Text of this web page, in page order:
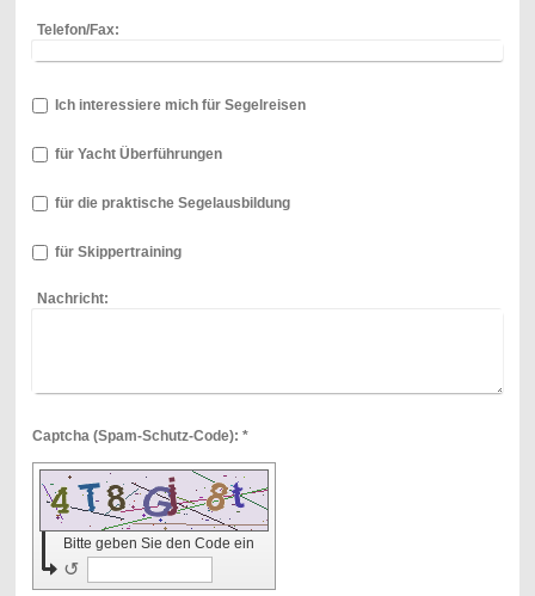
Telefon/Fax:
Ich interessiere mich für Segelreisen
für Yacht Überführungen
für die praktische Segelausbildung
für Skippertraining
Nachricht:
Captcha (Spam-Schutz-Code): *
Bitte geben Sie den Code ein
↺